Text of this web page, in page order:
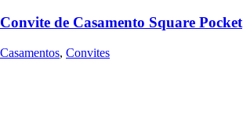
Convite de Casamento Square Pocket
Casamentos, Convites